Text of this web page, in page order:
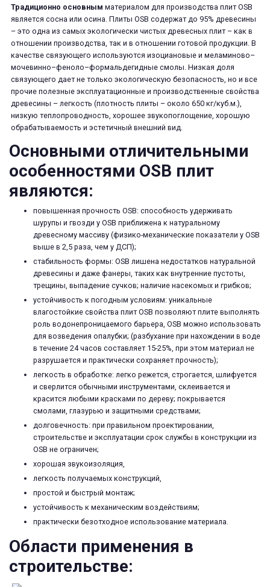
Традиционно основным материалом для производства плит OSB
является сосна или осина. Плиты OSB содержат до 95% древесины
– это одна из самых экологически чистых древесных плит – как в
отношении производства, так и в отношении готовой продукции. В
качестве связующего используются изоциановые и меламиново–
мочевинно–феноло–формальдегидные смолы. Низкая доля
связующего дает не только экологическую безопасность, но и все
прочие полезные эксплуатационные и производственные свойства
древесины – легкость (плотность плиты – около 650 кг/куб.м.),
низкую теплопроводность, хорошее звукопоглощение, хорошую
обрабатываемость и эстетичный внешний вид.
Основными отличительными
особенностями OSB плит
являются:
повышенная прочность OSB: способность удерживать
шурупы и гвозди у OSB приближена к натуральному
древесному массиву (физико-механические показатели у OSB
выше в 2,5 раза, чем у ДСП);
стабильность формы: OSB лишена недостатков натуральной
древесины и даже фанеры, таких как внутренние пустоты,
трещины, выпадение сучков; наличие насекомых и грибков;
устойчивость к погодным условиям: уникальные
влагостойкие свойства плит OSB позволяют плите выполнять
роль водонепроницаемого барьера, OSB можно использовать
для возведения опалубки; (разбухание при нахождении в воде
в течение 24 часов составляет 15-25%, при этом материал не
разрушается и практически сохраняет прочность);
легкость в обработке: легко режется, строгается, шлифуется
и сверлится обычными инструментами, склеивается и
красится любыми красками по дереву; покрывается
смолами, глазурью и защитными средствами;
долговечность: при правильном проектировании,
строительстве и эксплуатации срок службы в конструкции из
OSB не ограничен;
хорошая звукоизоляция,
легкость получаемых конструкций,
простой и быстрый монтаж;
устойчивость к механическим воздействиям;
практически безотходное использование материала.
Области применения в
строительстве: